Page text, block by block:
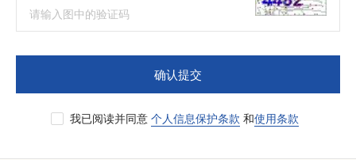
确认提交
我已阅读并同意 个人信息保护条款 和使用条款